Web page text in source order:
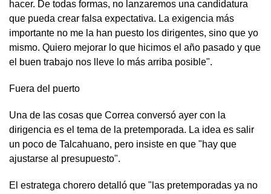
hacer. De todas formas, no lanzaremos una candidatura
que pueda crear falsa expectativa. La exigencia más
importante no me la han puesto los dirigentes, sino que yo
mismo. Quiero mejorar lo que hicimos el año pasado y que
el buen trabajo nos lleve lo más arriba posible".
Fuera del puerto
Una de las cosas que Correa conversó ayer con la
dirigencia es el tema de la pretemporada. La idea es salir
un poco de Talcahuano, pero insiste en que "hay que
ajustarse al presupuesto".
El estratega chorero detalló que "las pretemporadas ya no